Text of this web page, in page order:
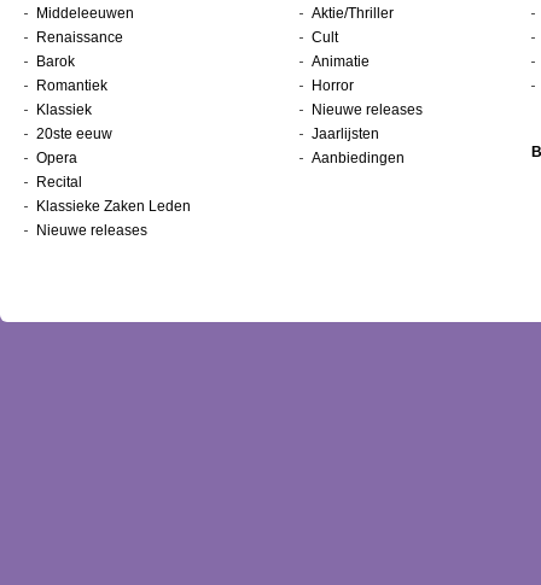
Middeleeuwen
Renaissance
Barok
Romantiek
Klassiek
20ste eeuw
Opera
Recital
Klassieke Zaken Leden
Nieuwe releases
Aktie/Thriller
Cult
Animatie
Horror
Nieuwe releases
Jaarlijsten
Aanbiedingen